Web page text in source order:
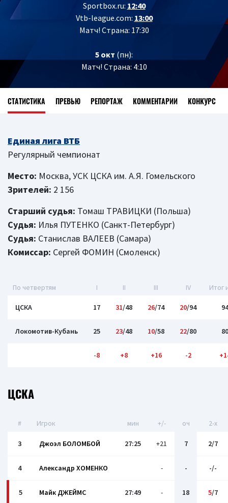
Sportbox.ru: 12:40
Vtb-league.com: 13:00
Матч! Страна: 17:30
5 окт (пн):
Матч! Страна: 4:10
СТАТИСТИКА ПРЕВЬЮ РЕПОРТАЖ КОММЕНТАРИИ КОНКУРС
Единая лига ВТБ
Регулярный чемпионат
Место: Москва, УСК ЦСКА им. А.Я. Гомельского
Зрителей: 2 156
Старший судья: Томаш ТРАВИЦКИ (Польша)
Судья: Илья ПУТЕНКО (Санкт-Петербург)
Судья: Станислав ВАЛЕЕВ (Самара)
Комиссар: Сергей ФОМИН (Смоленск)
По четвертям I II III IV Итог
ЦСКА 17 31/48 26/74 20/94 94
Локомотив-Кубань 25 23/48 10/58 22/80 80
-8 +8 +16 -2
ЦСКА
# Игрок мин +/- оч 2-x
3 Джоэл БОЛОМБОЙ 27:25 +21 7 2/7
4 Александр ХОМЕНКО - - -/-
5 Майк ДЖЕЙМС 27:49 - 18 5/7